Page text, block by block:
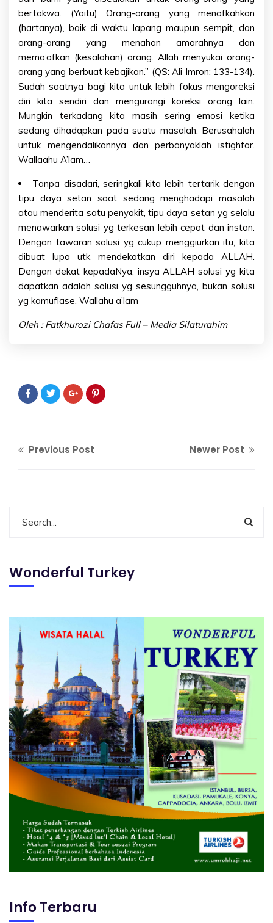
bertakwa. (Yaitu) Orang-orang yang menafkahkan
(hartanya), baik di waktu lapang maupun sempit, dan
orang-orang yang menahan amarahnya dan
mema’afkan (kesalahan) orang. Allah menyukai orang-
orang yang berbuat kebajikan.” (QS: Ali Imron: 133-134).
Sudah saatnya bagi kita untuk lebih fokus mengoreksi
diri kita sendiri dan mengurangi koreksi orang lain.
Mungkin terkadang kita masih sering emosi ketika
sedang dihadapkan pada suatu masalah. Berusahalah
untuk mengendalikannya dan perbanyaklah istighfar.
Wallaahu A’lam…
Tanpa disadari, seringkali kita lebih tertarik dengan
tipu daya setan saat sedang menghadapi masalah
atau menderita satu penyakit, tipu daya setan yg selalu
menawarkan solusi yg terkesan lebih cepat dan instan.
Dengan tawaran solusi yg cukup menggiurkan itu, kita
dibuat lupa utk mendekatkan diri kepada ALLAH.
Dengan dekat kepadaNya, insya ALLAH solusi yg kita
dapatkan adalah solusi yg sesungguhnya, bukan solusi
yg kamuflase. Wallahu a’lam
Oleh : Fatkhurozi Chafas Full – Media Silaturahim
Previous Post Newer Post
Wonderful Turkey
Info Terbaru